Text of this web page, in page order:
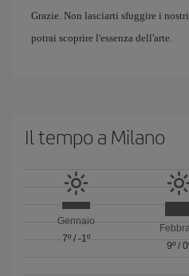
Grazie. Non lasciarti sfuggire i nostri
potrai scoprire l'essenza dell'arte.
Il tempo a Milano
Gennaio
7º/ -1º
9º/